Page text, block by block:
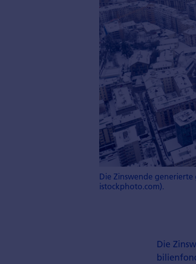
Die Zinswende
istockphoto.com).
Die